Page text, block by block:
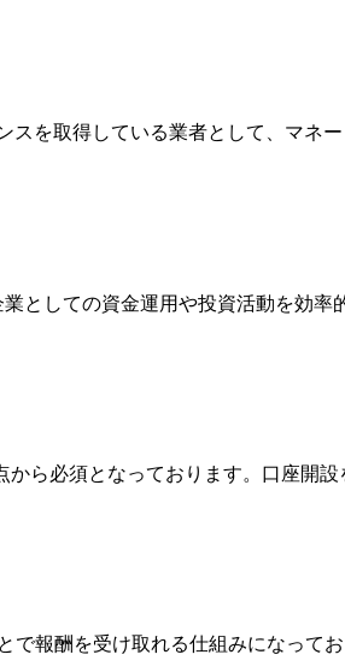
を取得している業者として、マネ
しての資金運用や投資活動を効率
ら必須となっております。口座開
で報酬を受け取れる仕組みになって